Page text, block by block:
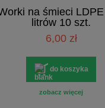
na śmieci
litrów 10 szt.
6,00 zł
do koszyka
zobacz więcej